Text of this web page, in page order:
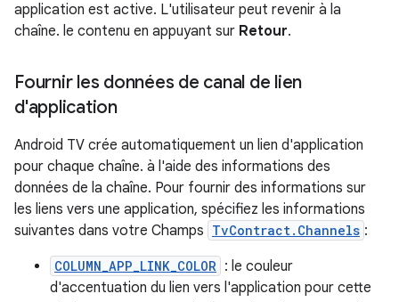
application est active. L'utilisateur peut revenir à la
chaîne. le contenu en appuyant sur Retour.
Fournir les données de canal de lien
d'application
Android TV crée automatiquement un lien d'application
pour chaque chaîne. à l'aide des informations des
données de la chaîne. Pour fournir des informations sur
les liens vers une application, spécifiez les informations
suivantes dans votre Champs TvContract.Channels :
COLUMN_APP_LINK_COLOR : le couleur
d'accentuation du lien vers l'application pour cette